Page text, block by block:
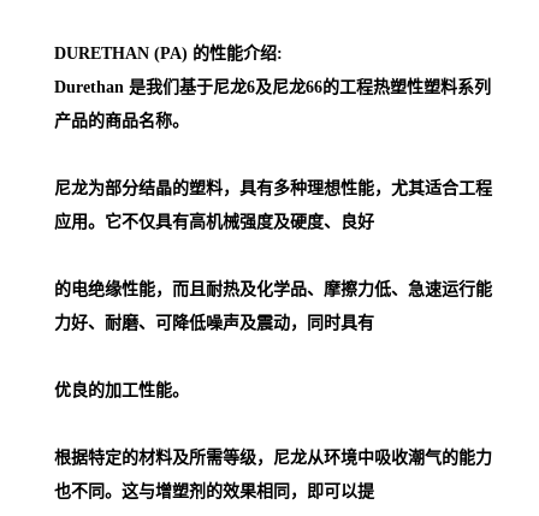
DURETHAN (PA) 的性能介绍:
Durethan 是我们基于尼龙6及尼龙66的工程热塑性塑料系列
产品的商品名称。
尼龙为部分结晶的塑料，具有多种理想性能，尤其适合工程
应用。它不仅具有高机械强度及硬度、良好
的电绝缘性能，而且耐热及化学品、摩擦力低、急速运行能
力好、耐磨、可降低噪声及震动，同时具有
优良的加工性能。
根据特定的材料及所需等级，尼龙从环境中吸收潮气的能力
也不同。这与增塑剂的效果相同，即可以提